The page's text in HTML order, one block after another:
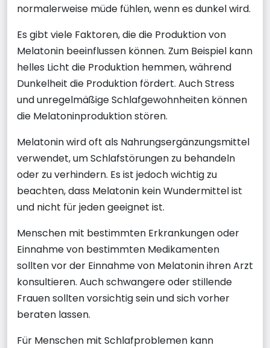
normalerweise müde fühlen, wenn es dunkel wird.
Es gibt viele Faktoren, die die Produktion von
Melatonin beeinflussen können. Zum Beispiel kann
helles Licht die Produktion hemmen, während
Dunkelheit die Produktion fördert. Auch Stress
und unregelmäßige Schlafgewohnheiten können
die Melatoninproduktion stören.
Melatonin wird oft als Nahrungsergänzungsmittel
verwendet, um Schlafstörungen zu behandeln
oder zu verhindern. Es ist jedoch wichtig zu
beachten, dass Melatonin kein Wundermittel ist
und nicht für jeden geeignet ist.
Menschen mit bestimmten Erkrankungen oder
Einnahme von bestimmten Medikamenten
sollten vor der Einnahme von Melatonin ihren Arzt
konsultieren. Auch schwangere oder stillende
Frauen sollten vorsichtig sein und sich vorher
beraten lassen.
Für Menschen mit Schlafproblemen kann